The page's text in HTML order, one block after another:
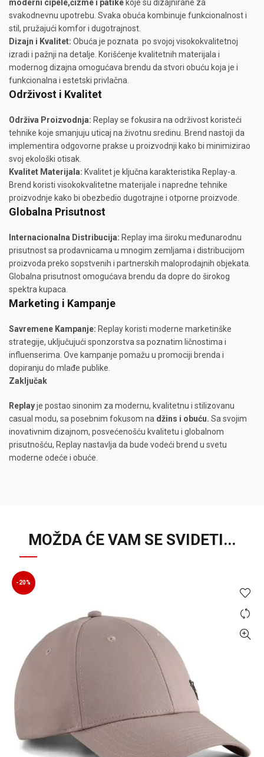
moderni cipele,čizme i patike koje su dizajnirane za
svakodnevnu upotrebu. Svaka obuća kombinuje funkcionalnost i
stil, pružajući komfor i dugotrajnost.
Dizajn i Kvalitet: Obuća je poznata po svojoj visokokvalitetnoj
izradi i pažnji na detalje. Korišćenje kvalitetnih materijala i
modernog dizajna omogućava brendu da stvori obuću koja je i
funkcionalna i estetski privlačna.
Održivost i Kvalitet
Održiva Proizvodnja: Replay se fokusira na održivost koristeći
tehnike koje smanjuju uticaj na životnu sredinu. Brend nastoji da
implementira odgovorne prakse u proizvodnji kako bi minimizirao
svoj ekološki otisak.
Kvalitet Materijala: Kvalitet je ključna karakteristika Replay-a.
Brend koristi visokokvalitetne materijale i napredne tehnike
proizvodnje kako bi obezbedio dugotrajne i otporne proizvode.
Globalna Prisutnost
Internacionalna Distribucija: Replay ima široku međunarodnu
prisutnost sa prodavnicama u mnogim zemljama i distribucijom
proizvoda preko sopstvenih i partnerskih maloprodajnih objekata.
Globalna prisutnost omogućava brendu da dopre do širokog
spektra kupaca.
Marketing i Kampanje
Savremene Kampanje: Replay koristi moderne marketinške
strategije, uključujući sponzorstva sa poznatim ličnostima i
influenserima. Ove kampanje pomažu u promociji brenda i
dopiranju do mlađe publike.
Zaključak
Replayje postao sinonim za modernu, kvalitetnu i stilizovanu
casual modu, sa posebnim fokusom na džins i obuću. Sa svojim
inovativnim dizajnom, posvećenošću kvalitetu i globalnom
prisutnošću, Replay nastavlja da bude vodeći brend u svetu
moderne odeće i obuće.
MOŽDA ĆE VAM SE SVIDETI...
-20%